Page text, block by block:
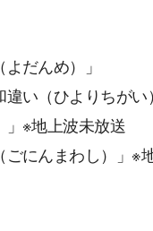
だんめ）」
い（ひよりちがい
※地上波未放送
にんまわし）」※